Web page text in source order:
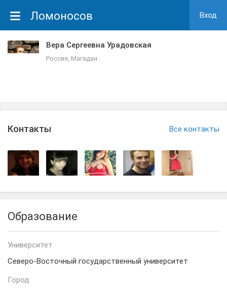
Ломоносов Вход
Вера Сергеевна Урадовская
Россия, Магадан
Контакты Все контакты
Образование
Университет
Северо-Восточный государственный университет
Город